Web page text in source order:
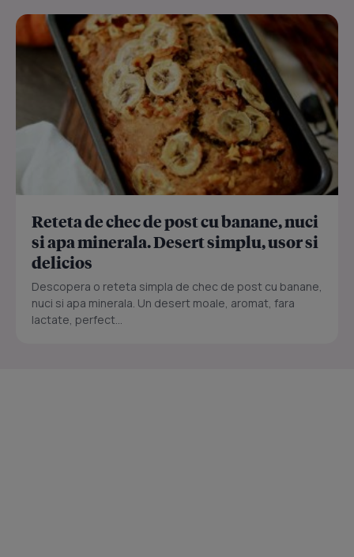
Reteta de chec de post cu banane, nuci
si apa minerala. Desert simplu, usor si
delicios
Descopera o reteta simpla de chec de post cu banane,
nuci si apa minerala. Un desert moale, aromat, fara
lactate, perfect...